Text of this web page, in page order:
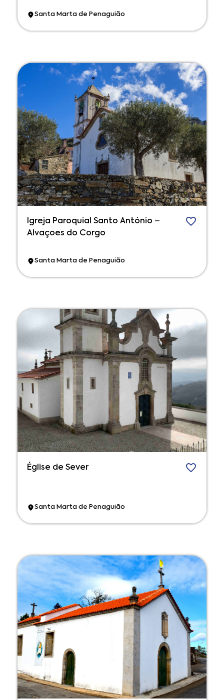
Santa Marta de Penaguião
Igreja Paroquial Santo António –
Alvaçoes do Corgo
Santa Marta de Penaguião
Église de Sever
Santa Marta de Penaguião